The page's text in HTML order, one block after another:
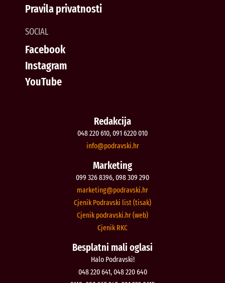
Pravila privatnosti
SOCIAL
Facebook
Instagram
YouTube
Redakcija
048 220 610, 091 6220 010
rh.iksvardop
@ofni
Marketing
099 326 8396, 098 309 290
rh.iksvardop
@gnitekram
Cjenik Podravski list (tisak)
Cjenik podravski.hr (web)
Cjenik RKC
Besplatni mali oglasi
Halo Podravski!
048 220 641, 048 220 640